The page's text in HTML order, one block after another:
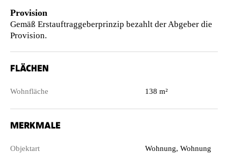
Provision
Gemäß Erstauftraggeberprinzip bezahlt der Abgeber die
Provision.
FLÄCHEN
Wohnfläche 138 m²
MERKMALE
Objektart
Wohnung, Wohnung